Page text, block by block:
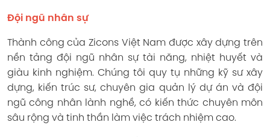
Đội ngũ nhân sự
Thành công của Zicons Việt Nam được xây dựng trên
nền tảng đội ngũ nhân sự tài năng, nhiệt huyết và
giàu kinh nghiệm. Chúng tôi quy tụ những kỹ sư xây
dựng, kiến trúc sư, chuyên gia quản lý dự án và đội
ngũ công nhân lành nghề, có kiến thức chuyên môn
sâu rộng và tinh thần làm việc trách nhiệm cao.